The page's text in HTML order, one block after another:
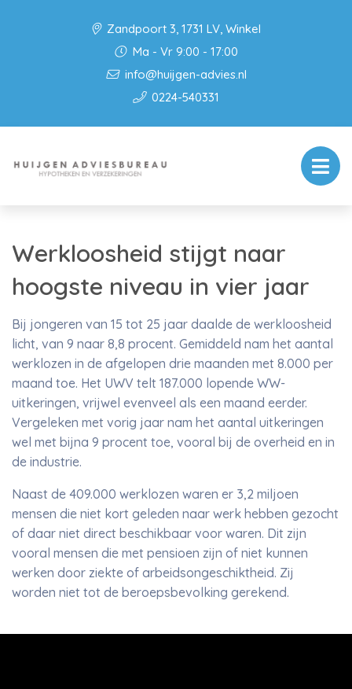
Zandpoort 3, 1731 LV, Winkel
Ma - Vr 9:00 - 17:00
info@huijgen-advies.nl
0224-540331
Werkloosheid stijgt naar
hoogste niveau in vier jaar
Bij jongeren van 15 tot 25 jaar daalde de werkloosheid
licht, van 9 naar 8,8 procent. Gemiddeld nam het aantal
werklozen in de afgelopen drie maanden met 8.000 per
maand toe. Het UWV telt 187.000 lopende WW-
uitkeringen, vrijwel evenveel als een maand eerder.
Vergeleken met vorig jaar nam het aantal uitkeringen
wel met bijna 9 procent toe, vooral bij de overheid en in
de industrie.
Naast de 409.000 werklozen waren er 3,2 miljoen
mensen die niet kort geleden naar werk hebben gezocht
of daar niet direct beschikbaar voor waren. Dit zijn
vooral mensen die met pensioen zijn of niet kunnen
werken door ziekte of arbeidsongeschiktheid. Zij
worden niet tot de beroepsbevolking gerekend.